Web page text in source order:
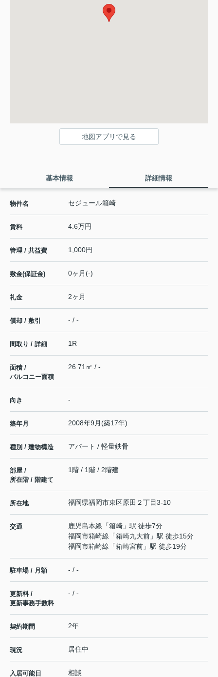
地図アプリで見る
基本情報 詳細情報
物件名 セジュール箱崎
賃料 4.6万円
管理 / 共益費 1,000円
敷金(保証金) 0ヶ月(-)
礼金 2ヶ月
償却 / 敷引 - / -
間取り / 詳細 1R
面積 /
バルコニー面積
26.71㎡ / -
向き -
築年月 2008年9月(築17年)
種別 / 建物構造 アパート / 軽量鉄骨
部屋 /
所在階 / 階建て
1階 / 1階 / 2階建
所在地 福岡県福岡市東区原田 ２丁目3-10
交通 鹿児島本線 「箱崎 」駅 徒歩7分
福岡市箱崎線 「箱崎九大前 」駅 徒歩15分
福岡市箱崎線 「箱崎宮前 」駅 徒歩19分
駐車場 / 月額 - / -
更新料 /
更新事務手数料
- / -
契約期間 2年
現況 居住中
入居可能日 相談